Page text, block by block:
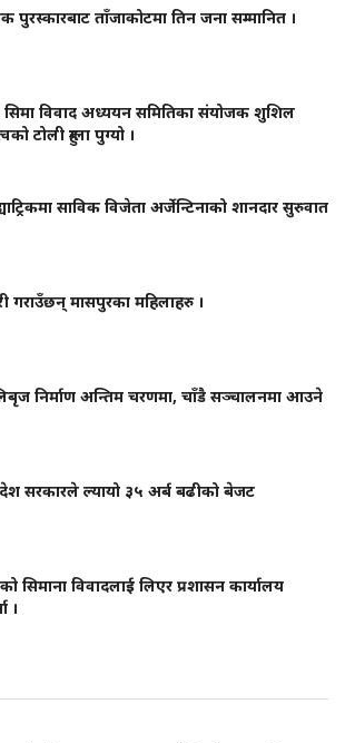
पुरस्कारबाट ताँजाकोटमा तिन जना सम्मानित ।
सिमा विवाद अध्ययन समितिका संयोजक शुशिल
टोली हुम्ला पुग्यो ।
साविक विजेता अर्जेन्टिनाको शानदार सुरुवात
गराउँछन् मासपुरका महिलाहरु ।
निर्माण अन्तिम चरणमा, चाँडै सञ्चालनमा आउने
सरकारले ल्यायो ३५ अर्ब बढीको बेजट
सिमाना विवादलाई लिएर प्रशासन कार्यालय
।